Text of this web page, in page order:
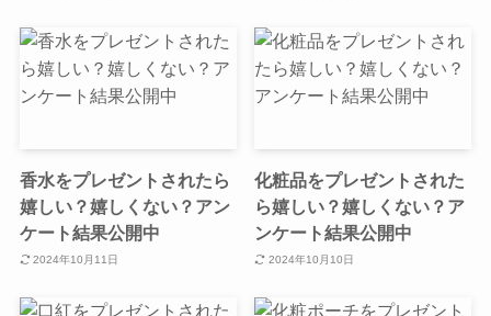
香水をプレゼントされたら
嬉しい？嬉しくない？アン
ケート結果公開中
2024年10月11日
化粧品をプレゼントされた
ら嬉しい？嬉しくない？ア
ンケート結果公開中
2024年10月10日